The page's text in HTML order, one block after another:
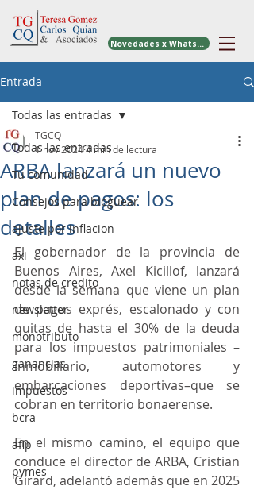
Novedades x WhatsApp
Entrada
Todas las entradas
Tu comunidad
Consejos para bloguear
ajuste por inflacion
axi
notas de credito
newsletter
monotributo
ganancias
impuestos
bcra
afip
pymes
Todas las entradas
ARBA lanzará un nuevo
plan de pagos: los
detalles
TGCQ
1 nov 20244 min de lectura
El gobernador de la provincia de
Buenos Aires, Axel Kicillof, lanzará
desde la semana que viene un plan
de pagos exprés, escalonado y con
quitas de hasta el 30% de la deuda
para los impuestos patrimoniales –
inmobiliario, automotores y
embarcaciones deportivas–que se
cobran en territorio bonaerense.
En el mismo camino, el equipo que
conduce el director de ARBA, Cristian
Girard, adelantó además que en 2025